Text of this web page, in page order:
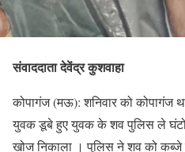
संवाददाता देवेंद्र कुशवाहा
कोपागंज (मऊ): शनिवार को कोपागंज
युवक डूबे हुए युवक के शव पुलिस ले
खोज निकाला । पुलिस ने शव को कब्जे